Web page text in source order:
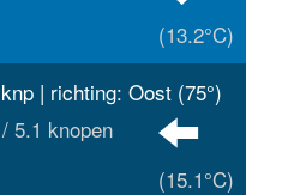
(13.2°C)
| richting: Oost (75°)
5.1 knopen
(15.1°C)